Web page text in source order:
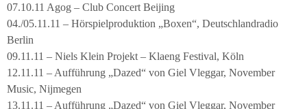
07.10.11 Agog – Club Concert Beijing
04./05.11.11 – Hörspielproduktion „Boxen“, Deutschlandradio
Berlin
09.11.11 – Niels Klein Projekt – Klaeng Festival, Köln
12.11.11 – Aufführung „Dazed“ von Giel Vleggar, November
Music, Nijmegen
13.11.11 – Aufführung „Dazed“ von Giel Vleggar, November